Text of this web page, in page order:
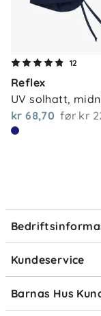
12
Reflex
UV solhatt,
kr 68,70 før kr
Våre butikker
Vårt
Størrelsesguider
Kundeservice
Kontakt oss
Frakt og levering
Retur og
Ofte stilte
Om Klarna
Barnas Hus
Medlemsvilkår